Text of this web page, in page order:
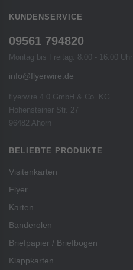
KUNDENSERVICE
09561 794820
Montag bis Freitag: 8:00 - 16:00 Uhr
info@flyerwire.de
flyerwire 4.0 GmbH & Co. KG
Hohensteiner Str. 27
96482 Ahorn
BELIEBTE PRODUKTE
Visitenkarten
Flyer
Karten
Banderolen
Briefpapier / Briefbogen
Klappkarten